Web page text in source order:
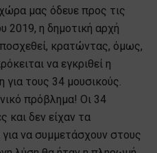
μας όδευε προς τις
2019, η δημοτική αρχή
κρατώντας, όμως,
να εγκριθεί η
για τους 34 μουσικούς.
πρόβλημα! Οι 34
και δεν είχαν τα
να συμμετάσχουν στους